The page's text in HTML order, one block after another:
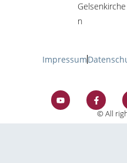
Gelsenkirche
n
Impressum
© All